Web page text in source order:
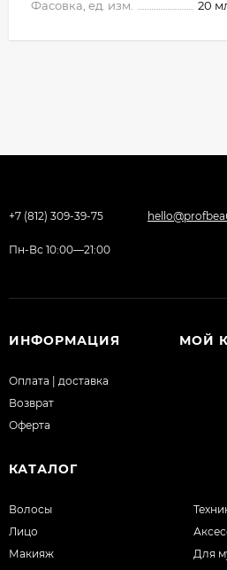
Фасовка, ед. изм.
20
+7 (812) 309-39-75
Пн-Вс 10:00—21:00
ИНФОРМАЦИЯ
Оплата | доставка
Возврат
Оферта
МОЙ
КАТАЛОГ
Волосы
Лицо
Макияж
Для